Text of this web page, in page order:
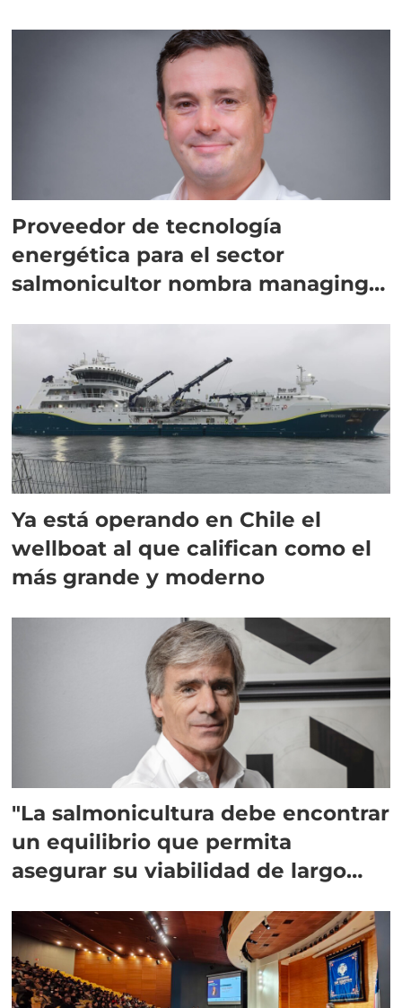
Proveedor de tecnología
energética para el sector
salmonicultor nombra managing
Ya está operando en Chile el
wellboat al que califican como el
más grande y moderno
"La salmonicultura debe encontrar
un equilibrio que permita
asegurar su viabilidad de largo